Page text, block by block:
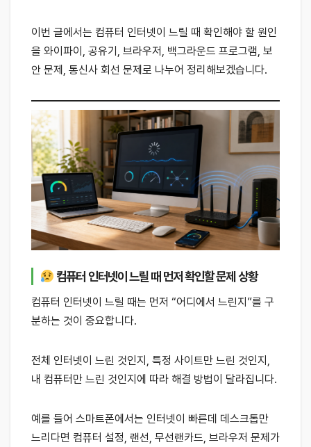
이번 글에서는 컴퓨터 인터넷이 느릴 때 확인해야 할 원인
을 와이파이, 공유기, 브라우저, 백그라운드 프로그램, 보
안 문제, 통신사 회선 문제로 나누어 정리해보겠습니다.
컴퓨터 인터넷이 느릴 때 먼저 확인할 문제 상황
컴퓨터 인터넷이 느릴 때는 먼저 “어디에서 느린지”를 구
분하는 것이 중요합니다.
전체 인터넷이 느린 것인지, 특정 사이트만 느린 것인지,
내 컴퓨터만 느린 것인지에 따라 해결 방법이 달라집니다.
예를 들어 스마트폰에서는 인터넷이 빠른데 데스크톱만
느리다면 컴퓨터 설정, 랜선, 무선랜카드, 브라우저 문제가